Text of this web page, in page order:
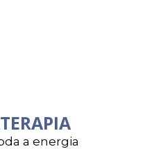
a energia